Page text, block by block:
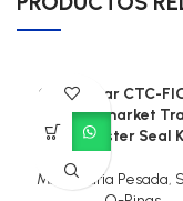
Caterpillar CTC-
Aftermarket
Adjuster Seal
Maquinaria Pesada,